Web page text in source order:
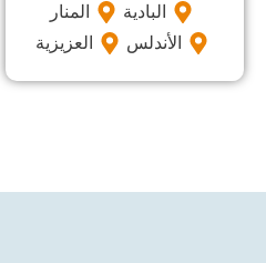
المنار
العزيزية